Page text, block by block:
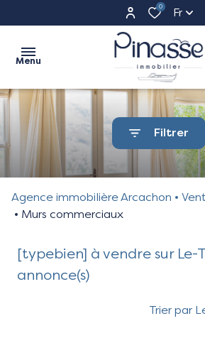
0 Fr
Menu
Accueil
Ventes
appartements
maisons
autres
Commerces
Neufs
Estimation
Filtrer
Agence immobilière Arcachon
Murs commerciaux
[typebien] à vendre sur Le-
annonce(s)
Trier par